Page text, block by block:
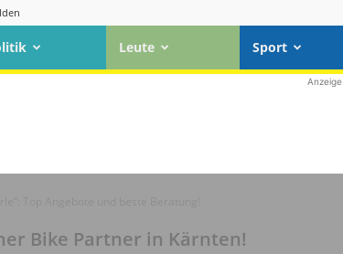
Leute Sport
Anzeige
Bike Partner in Kärnten!